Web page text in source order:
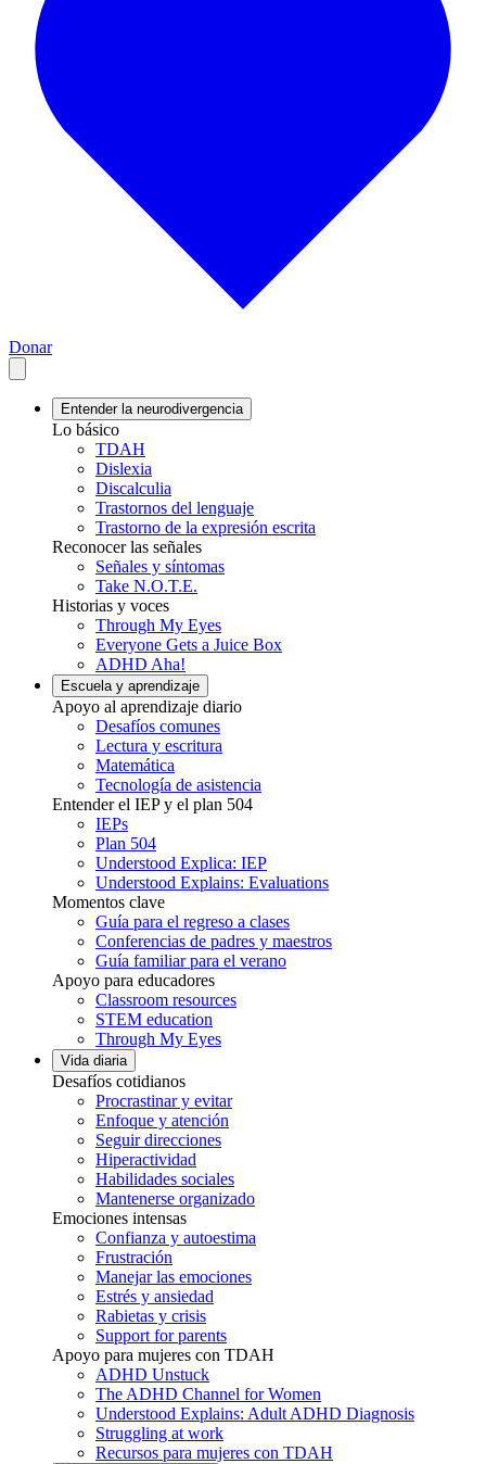
Donar
Entender la neurodivergencia
Lo básico
TDAH
Dislexia
Discalculia
Trastornos del lenguaje
Trastorno de la expresión escrita
Reconocer las señales
Señales y síntomas
Take N.O.T.E.
Historias y voces
Through My Eyes
Everyone Gets a Juice Box
ADHD Aha!
Escuela y aprendizaje
Apoyo al aprendizaje diario
Desafíos comunes
Lectura y escritura
Matemática
Tecnología de asistencia
Entender el IEP y el plan 504
IEPs
Plan 504
Understood Explica: IEP
Understood Explains: Evaluations
Momentos clave
Guía para el regreso a clases
Conferencias de padres y maestros
Guía familiar para el verano
Apoyo para educadores
Classroom resources
STEM education
Through My Eyes
Vida diaria
Desafíos cotidianos
Procrastinar y evitar
Enfoque y atención
Seguir direcciones
Hiperactividad
Habilidades sociales
Mantenerse organizado
Emociones intensas
Confianza y autoestima
Frustración
Manejar las emociones
Estrés y ansiedad
Rabietas y crisis
Support for parents
Apoyo para mujeres con TDAH
ADHD Unstuck
The ADHD Channel for Women
Understood Explains: Adult ADHD Diagnosis
Struggling at work
Recursos para mujeres con TDAH